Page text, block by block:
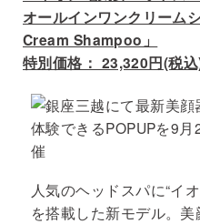
オールインワンクリーム
Cream Shampoo」
特別価格： 23,320円(税
人気のヘッドスパに“イ
を搭載した新モデル。